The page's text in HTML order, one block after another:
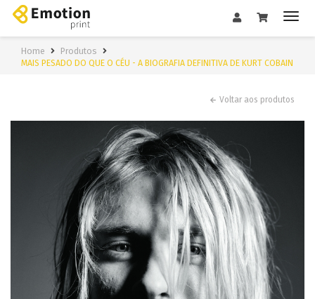
Home
Produtos
MAIS PESADO DO QUE O CÉU - A BIOGRAFIA DEFINITIVA DE KURT COBAIN
Voltar aos produtos